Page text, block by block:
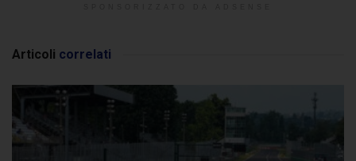
Articoli correlati